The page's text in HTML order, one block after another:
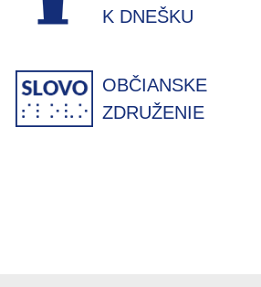
K DNEŠKU
OBČIANSKE
ZDRUŽENIE